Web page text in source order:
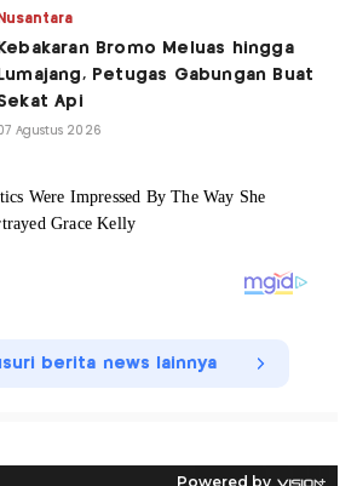
Nusantara
Kebakaran Bromo Meluas hingga
Lumajang, Petugas Gabungan Buat
Api
Agustus 2026
berita news lainnya